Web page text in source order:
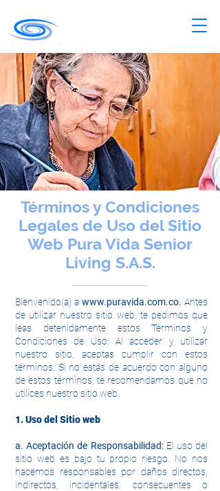
Términos y Condiciones
Legales de Uso del Sitio
Web Pura Vida Senior
Living S.A.S.
Bienvenido(a) a www.puravida.com.co. Antes
de utilizar nuestro sitio web, te pedimos que
leas detenidamente estos Términos y
Condiciones de Uso. Al acceder y utilizar
nuestro sitio, aceptas cumplir con estos
términos. Si no estás de acuerdo con alguno
de estos términos, te recomendamos que no
utilices nuestro sitio web.
1. Uso del Sitio web
a. Aceptación de Responsabilidad:El uso del
sitio web es bajo tu propio riesgo. No nos
hacemos responsables por daños directos,
indirectos, incidentales, consecuentes o